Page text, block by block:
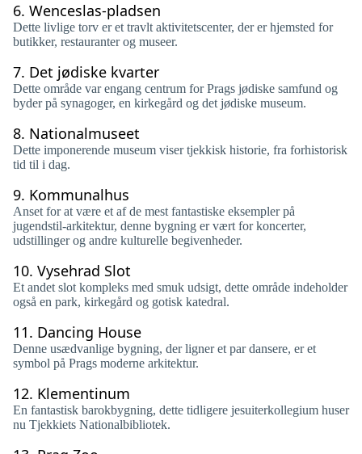
6. Wenceslas-pladsen
Dette livlige torv er et travlt aktivitetscenter, der er hjemsted for
butikker, restauranter og museer.
7. Det jødiske kvarter
Dette område var engang centrum for Prags jødiske samfund og
byder på synagoger, en kirkegård og det jødiske museum.
8. Nationalmuseet
Dette imponerende museum viser tjekkisk historie, fra forhistorisk
tid til i dag.
9. Kommunalhus
Anset for at være et af de mest fantastiske eksempler på
jugendstil-arkitektur, denne bygning er vært for koncerter,
udstillinger og andre kulturelle begivenheder.
10. Vysehrad Slot
Et andet slot kompleks med smuk udsigt, dette område indeholder
også en park, kirkegård og gotisk katedral.
11. Dancing House
Denne usædvanlige bygning, der ligner et par dansere, er et
symbol på Prags moderne arkitektur.
12. Klementinum
En fantastisk barokbygning, dette tidligere jesuiterkollegium huser
nu Tjekkiets Nationalbibliotek.